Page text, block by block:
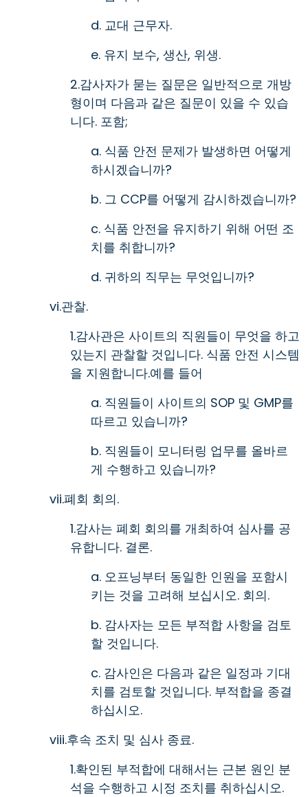
d. 교대 근무자.
e. 유지 보수, 생산, 위생.
2.감사자가 묻는 질문은 일반적으로 개방
형이며 다음과 같은 질문이 있을 수 있습
니다. 포함;
a. 식품 안전 문제가 발생하면 어떻게
하시겠습니까?
b. 그 CCP를 어떻게 감시하겠습니까?
c. 식품 안전을 유지하기 위해 어떤 조
치를 취합니까?
d. 귀하의 직무는 무엇입니까?
vi.관찰.
1.감사관은 사이트의 직원들이 무엇을 하고
있는지 관찰할 것입니다. 식품 안전 시스템
을 지원합니다.예를 들어
a. 직원들이 사이트의 SOP 및 GMP를
따르고 있습니까?
b. 직원들이 모니터링 업무를 올바르
게 수행하고 있습니까?
vii.폐회 회의.
1.감사는 폐회 회의를 개최하여 심사를 공
유합니다. 결론.
a. 오프닝부터 동일한 인원을 포함시
키는 것을 고려해 보십시오. 회의.
b. 감사자는 모든 부적합 사항을 검토
할 것입니다.
c. 감사인은 다음과 같은 일정과 기대
치를 검토할 것입니다. 부적합을 종결
하십시오.
viii.후속 조치 및 심사 종료.
1.확인된 부적합에 대해서는 근본 원인 분
석을 수행하고 시정 조치를 취하십시오.